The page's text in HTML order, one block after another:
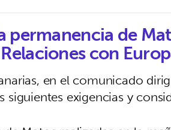
permanencia de
con
en el comunicado
siguientes exigencias y